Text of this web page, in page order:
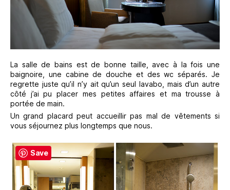
La salle de bains est de bonne taille, avec à la fois une
baignoire, une cabine de douche et des wc séparés. Je
regrette juste qu’il n’y ait qu’un seul lavabo, mais d’un autre
côté j’ai pu placer mes petites affaires et ma trousse à
portée de main.
Un grand placard peut accueillir pas mal de vêtements si
vous séjournez plus longtemps que nous.
Save